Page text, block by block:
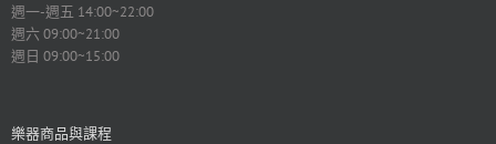
週一-週五 14:00~22:00
週六 09:00~21:00
週日 09:00~15:00
樂器商品與課程